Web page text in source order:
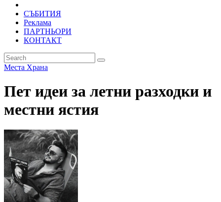
СЪБИТИЯ
Реклама
ПАРТНЬОРИ
КОНТАКТ
Места Храна
Пет идеи за летни разходки и
местни ястия